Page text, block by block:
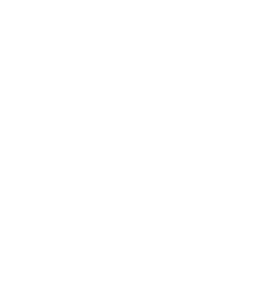
persequitur servum
Nunc ergo audiat,
servi sui: Si
odoretur
maledicti sint in
eiecerunt me hodie,
hereditate Domini